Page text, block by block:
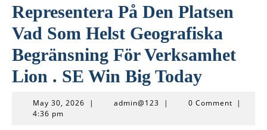
Representera På Den Platsen
Vad Som Helst Geografiska
Begränsning För Verksamhet
Lion . SE Win Big Today
May 30, 2026 May
| admin@123admin@123
| 0 Comment |
4:36 pm